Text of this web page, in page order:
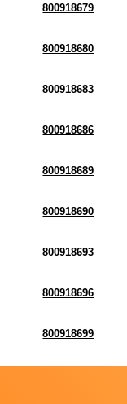
800918679
800918680
800918683
800918686
800918689
800918690
800918693
800918696
800918699